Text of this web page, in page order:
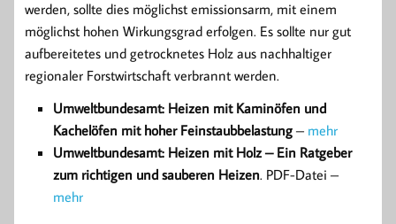
werden, sollte dies möglichst emissionsarm, mit einem
möglichst hohen Wirkungsgrad erfolgen. Es sollte nur gut
aufbereitetes und getrocknetes Holz aus nachhaltiger
regionaler Forstwirtschaft verbrannt werden.
Umweltbundesamt: Heizen mit Kaminöfen und
Kachelöfen mit hoher Feinstaubbelastung – mehr
Umweltbundesamt: Heizen mit Holz – Ein Ratgeber
zum richtigen und sauberen Heizen. PDF-Datei –
mehr